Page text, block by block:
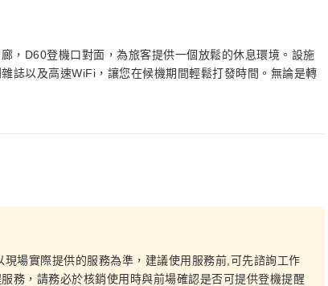
，D60登機口對面，為旅客提供一個放鬆的休息環境。設施
誌以及高速WiFi，讓您在候機期間輕鬆打發時間。無論是轉
場實際提供的服務為準，建議使用服務前,可先諮詢工作
務，請務必於核銷使用時與前場確認是否可提供登機提醒